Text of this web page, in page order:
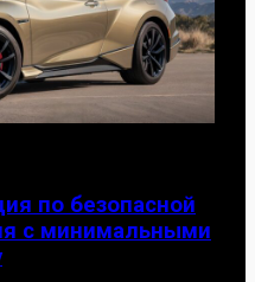
по безопасной
с минимальными